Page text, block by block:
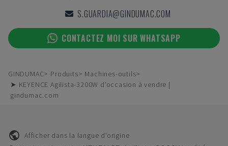
S.GUARDIA@GINDUMAC.COM
CONTACTEZ MOI SUR WHATSAPP
GINDUMAC Produits
Machines-outils
➤ KEYENCE Agilista-3200W d'occasion à vendre |
gindumac.com
Afficher dans la langue d'origine